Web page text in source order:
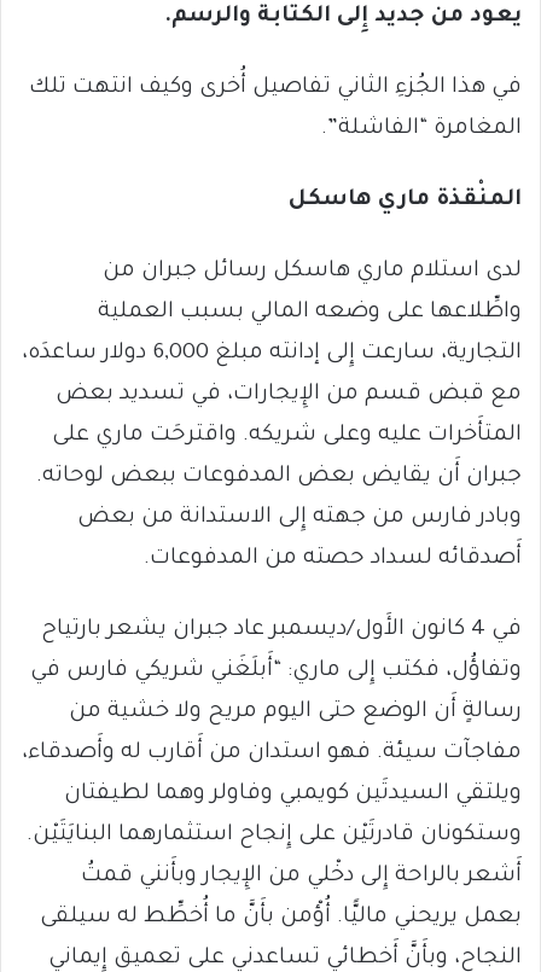
يعود من جديد إِلى الكتابة والرسم.
في هذا الجُزءِ الثاني تفاصيل أُخرى وكيف انتهت تلك
المغامرة “الفاشلة”.
المنْقذة ماري هاسكل
لدى استلام ماري هاسكل رسائل جبران من
واطِّلاعها على وضعه المالي بسبب العملية
التجارية، سارعت إِلى إدانته مبلغ 6,000 دولار ساعدَه،
مع قبض قسم من الإِيجارات، في تسديد بعض
المتأَخرات عليه وعلى شريكه. واقترحَت ماري على
جبران أَن يقايض بعض المدفوعات ببعض لوحاته.
وبادر فارس من جهته إِلى الاستدانة من بعض
أَصدقائه لسداد حصته من المدفوعات.
في 4 كانون الأَول/ديسمبر عاد جبران يشعر بارتياح
وتفاؤُل، فكتب إِلى ماري: “أَبلَغَني شريكي فارس في
رسالةٍ أَن الوضع حتى اليوم مريح ولا خشية من
مفاجآت سيئة. فهو استدان من أَقارب له وأَصدقاء،
ويلتقي السيدتَين كويمبي وفاولر وهما لطيفتان
وستكونان قادرتَيْن على إِنجاح استثمارهما البنايَتَيْن.
أَشعر بالراحة إِلى دخْلي من الإِيجار وبأَنني قمتُ
بعمل يريحني ماليًّا. أُؤْمن بأَنَّ ما أُخطِّط له سيلقى
النجاح، وبأَنَّ أَخطائي تساعدني على تعميق إِيماني